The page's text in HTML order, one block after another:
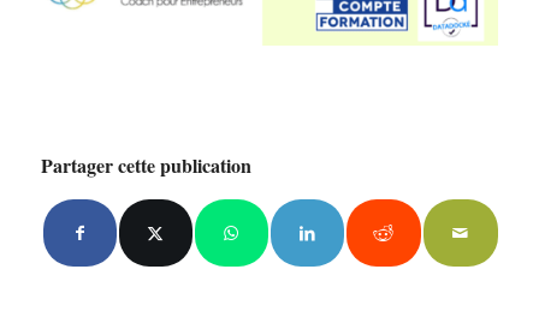
Partager cette publication